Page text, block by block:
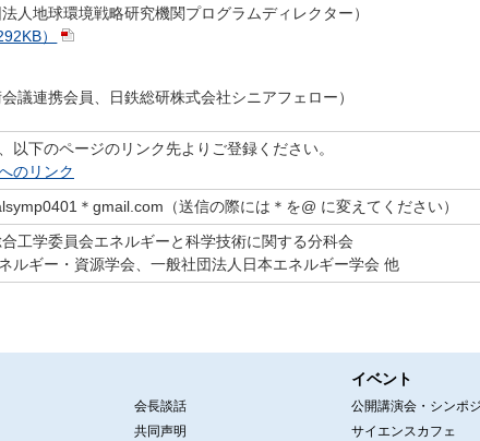
人地球環境戦略研究機関プログラムディレクター）
）
議連携会員、日鉄総研株式会社シニアフェロー）
以下のページのリンク先よりご登録ください。
のリンク
＊gmail.com（送信の際には＊を@ に変えてください）
工学委員会エネルギーと科学技術に関する分科会
ルギー・資源学会、一般社団法人日本エネルギー学会 他
会長談話
共同声明
イベント
公開講演会・シンポ
サイエンスカフェ